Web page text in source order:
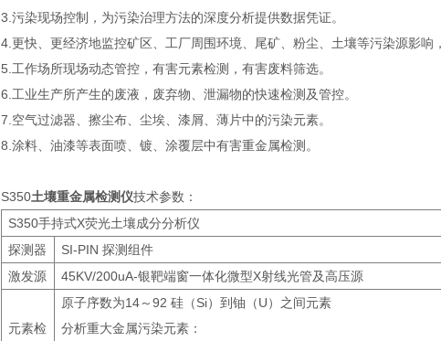
3.污染现场控制，为污染治理方法的深度分析提供数据凭证。
4.更快、更经济地监控矿区、工厂周围环境、尾矿、粉尘、土壤等污染源影响
5.工作场所现场动态管控，有害元素检测，有害废料筛选。
6.工业生产所产生的废液，废弃物、泄漏物的快速检测及管控。
7.空气过滤器、擦尘布、尘埃、漆屑、薄片中的污染元素。
8.涂料、油漆等表面喷、镀、涂覆层中有害重金属检测。
S350土壤重金属检测仪技术参数：
S350手持式X荧光土壤成分分析仪
探测器
SI-PIN 探测组件
激发源
45KV/200uA-银靶端窗一体化微型X射线光管及高压源
元素检
原子序数为14～92 硅（Si）到铀（U）之间元素
分析重大金属污染元素：